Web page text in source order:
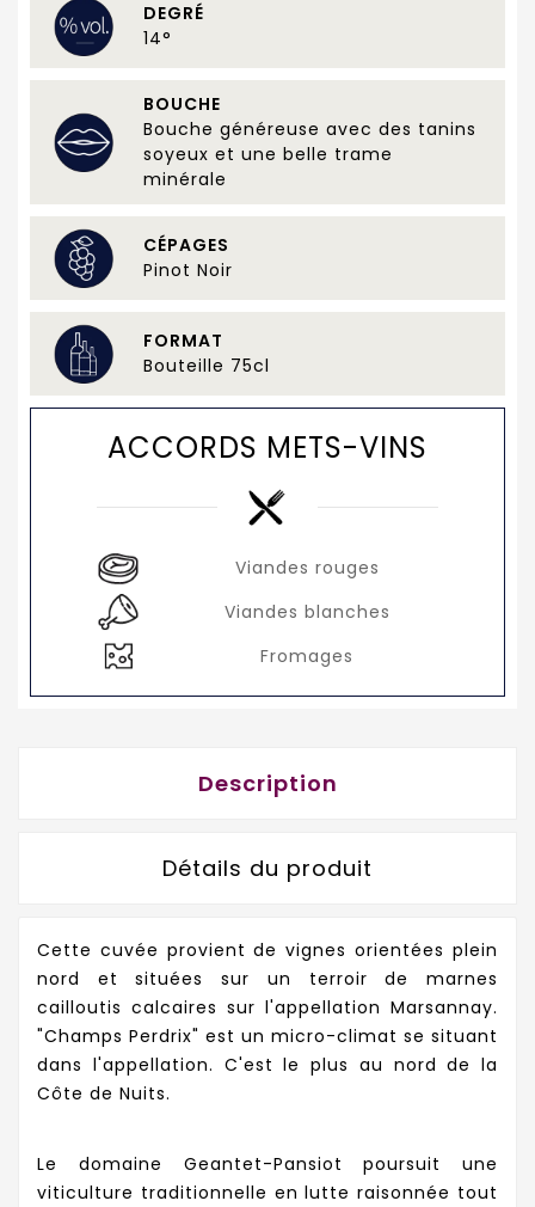
DEGRÉ
14°
BOUCHE
Bouche généreuse avec des tanins
soyeux et une belle trame
minérale
CÉPAGES
Pinot Noir
FORMAT
Bouteille 75cl
ACCORDS METS-VINS
Viandes rouges
Viandes blanches
Fromages
Description
Détails du produit
Cette cuvée provient de vignes orientées plein
nord et situées sur un terroir de marnes
cailloutis calcaires sur l'appellation Marsannay.
"Champs Perdrix" est un micro-climat se situant
dans l'appellation. C'est le plus au nord de la
Côte de Nuits.
Le domaine Geantet-Pansiot poursuit une
viticulture traditionnelle en lutte raisonnée tout